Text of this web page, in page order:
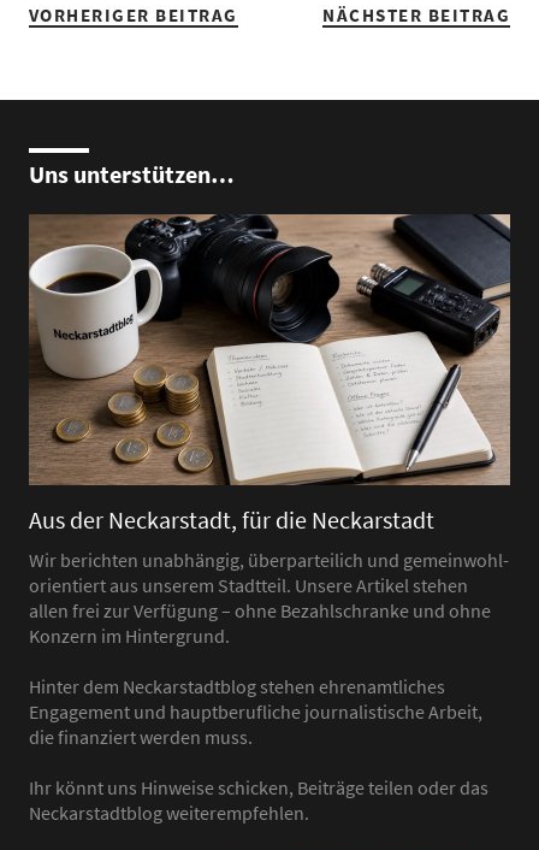
VORHERIGER BEITRAG NÄCHSTER BEITRAG
Uns unterstützen…
Aus der Neckarstadt, für die Neckarstadt
Wir berichten unabhängig, überparteilich und gemeinwohl-
orientiert aus unserem Stadtteil. Unsere Artikel stehen
allen frei zur Verfügung – ohne Bezahlschranke und ohne
Konzern im Hintergrund.
Hinter dem Neckarstadtblog stehen ehrenamtliches
Engagement und hauptberufliche journalistische Arbeit,
die finanziert werden muss.
Ihr könnt uns Hinweise schicken, Beiträge teilen oder das
Neckarstadtblog weiterempfehlen.